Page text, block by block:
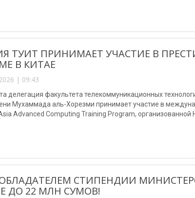
ТУИТ ПРИНИМАЕТ УЧАСТИЕ В
В КИТАЕ
| 09:43
делегация факультета телекоммуникационных
Мухаммада аль-Хорезми принимает участие в
Advanced Computing Training Program,
СТИПЕНДИИ
ДО 22 МЛН СУМОВ!